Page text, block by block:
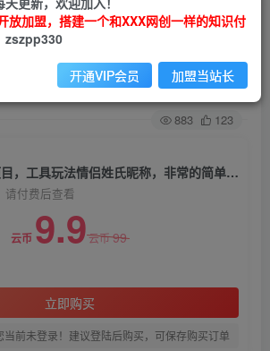
目，工具玩法情侣姓氏昵称，非
合宝妈学生兼职做【详细教程】
关注 私信
883 123
最新短视频变现项目，工具玩法情侣姓氏昵称，非常的简单暴力，适合宝妈学生兼职做【详细教程】
请付费后查看
云币 9.9云币99
立即购买
当前未登录！建议登陆后购买，可保存购买订单
放加盟，搭建一个和XXX网创一样的知识付
zszpp330
开通VIP会员 加盟当站长